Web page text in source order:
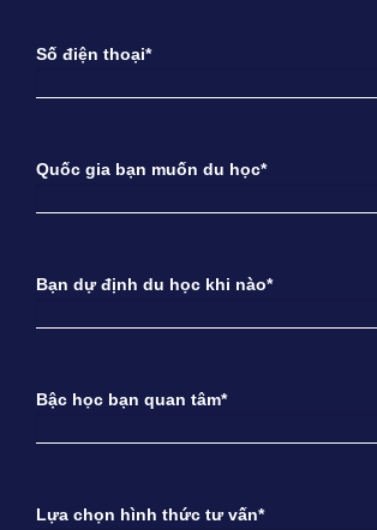
Số điện thoại*
Quốc gia bạn muốn du học*
Bạn dự định du học khi nào*
Bậc học bạn quan tâm*
Lựa chọn hình thức tư vấn*